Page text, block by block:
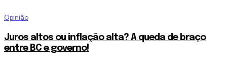
Opinião
Juros altos ou inflação alta? A queda de braço
entre BC e governo!